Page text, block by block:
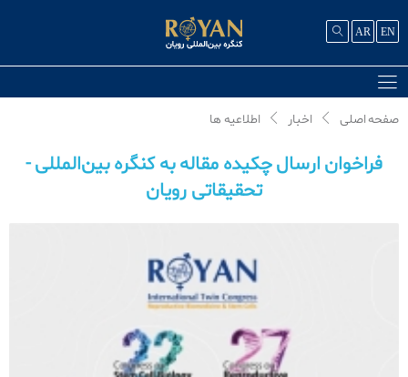
EN
AR
صفحه اصلی اخبار اطلاعیه ها
فراخوان ارسال چکیده مقاله به کنگره بین‌المللی -
تحقیقاتی رویان